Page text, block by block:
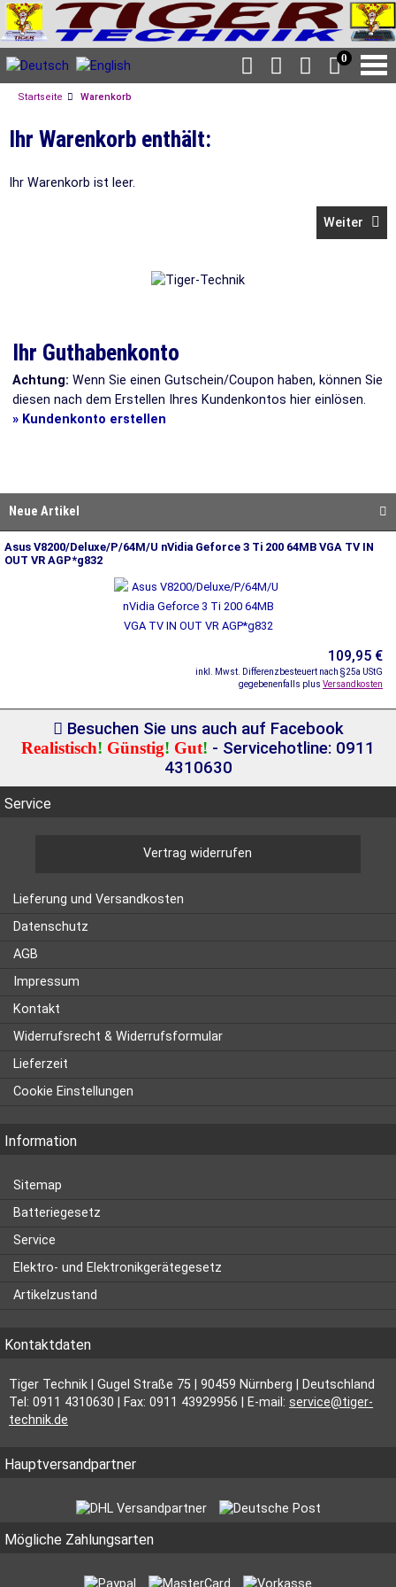
0
Startseite Warenkorb
Ihr Warenkorb enthält:
Ihr Warenkorb ist leer.
Weiter
Ihr Guthabenkonto
Achtung: Wenn Sie einen Gutschein/Coupon haben, können Sie
diesen nach dem Erstellen Ihres Kundenkontos hier einlösen.
» Kundenkonto erstellen
Neue Artikel
Asus V8200/Deluxe/P/64M/U nVidia Geforce 3 Ti 200 64MB VGA TV IN
OUT VR AGP*g832
109,95 €
inkl. Mwst. Differenzbesteuert nach §25a UStG
gegebenenfalls plus Versandkosten
Besuchen Sie uns auch auf Facebook
Realistisch! Günstig! Gut! - Servicehotline: 0911
4310630
Service
Vertrag widerrufen
Lieferung und Versandkosten
Datenschutz
AGB
Impressum
Kontakt
Widerrufsrecht & Widerrufsformular
Lieferzeit
Cookie Einstellungen
Information
Sitemap
Batteriegesetz
Service
Elektro- und Elektronikgerätegesetz
Artikelzustand
Kontaktdaten
Tiger Technik | Gugel Straße 75 | 90459 Nürnberg | Deutschland
Tel: 0911 4310630 | Fax: 0911 43929956 | E-mail: service@tiger-
technik.de
Hauptversandpartner
Mögliche Zahlungsarten